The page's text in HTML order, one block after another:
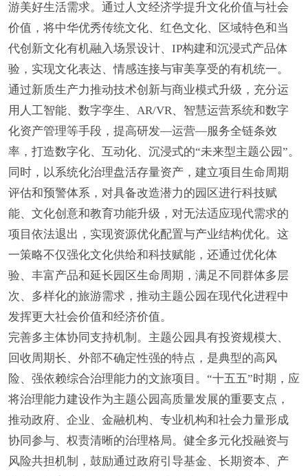
游美好生活需求。通过人文经济学提升文化价值与社会
价值，将中华优秀传统文化、红色文化、区域特色和当
代创新文化有机融入场景设计、IP构建和沉浸式产品体
验，实现文化表达、情感连接与审美享受的有机统一。
通过新质生产力推动技术创新与商业模式升级，充分运
用人工智能、数字孪生、AR/VR、智慧运营系统和数字
化资产管理等手段，提高研发—运营—服务全链条效
率，打造数字化、互动化、沉浸式的“未来型主题公园”。
同时，以系统化治理盘活存量资产，建立项目生命周期
评估和预警体系，对具备改造潜力的园区进行科技赋
能、文化创意和教育功能升级，对无法适应现代需求的
项目依法退出，实现资源优化配置与产业结构优化。这
一策略不仅强化文化供给和科技赋能，还通过优化体
验、丰富产品和延长园区生命周期，满足不同群体多层
次、多样化的旅游需求，推动主题公园在现代化进程中
发挥更大社会价值和经济价值。
完善多主体协同支持机制。主题公园具有投资规模大、
回收周期长、外部不确定性强的特点，是典型的高风
险、强依赖综合治理能力的文旅项目。“十五五”时期，应
将治理能力建设作为主题公园高质量发展的重要支点，
推动政府、企业、金融机构、专业机构和社会力量形成
协同参与、权责清晰的治理格局。健全多元化投融资与
风险共担机制，鼓励通过政府引导基金、长期资本、产